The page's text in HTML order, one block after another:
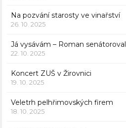
Na pozvání starosty ve vinařství
26. 10. 2025
Já vysávám – Roman senátoroval
22. 10. 2025
Koncert ZUŠ v Žirovnici
19. 10. 2025
Veletrh pelhřimovských firem
18. 10. 2025